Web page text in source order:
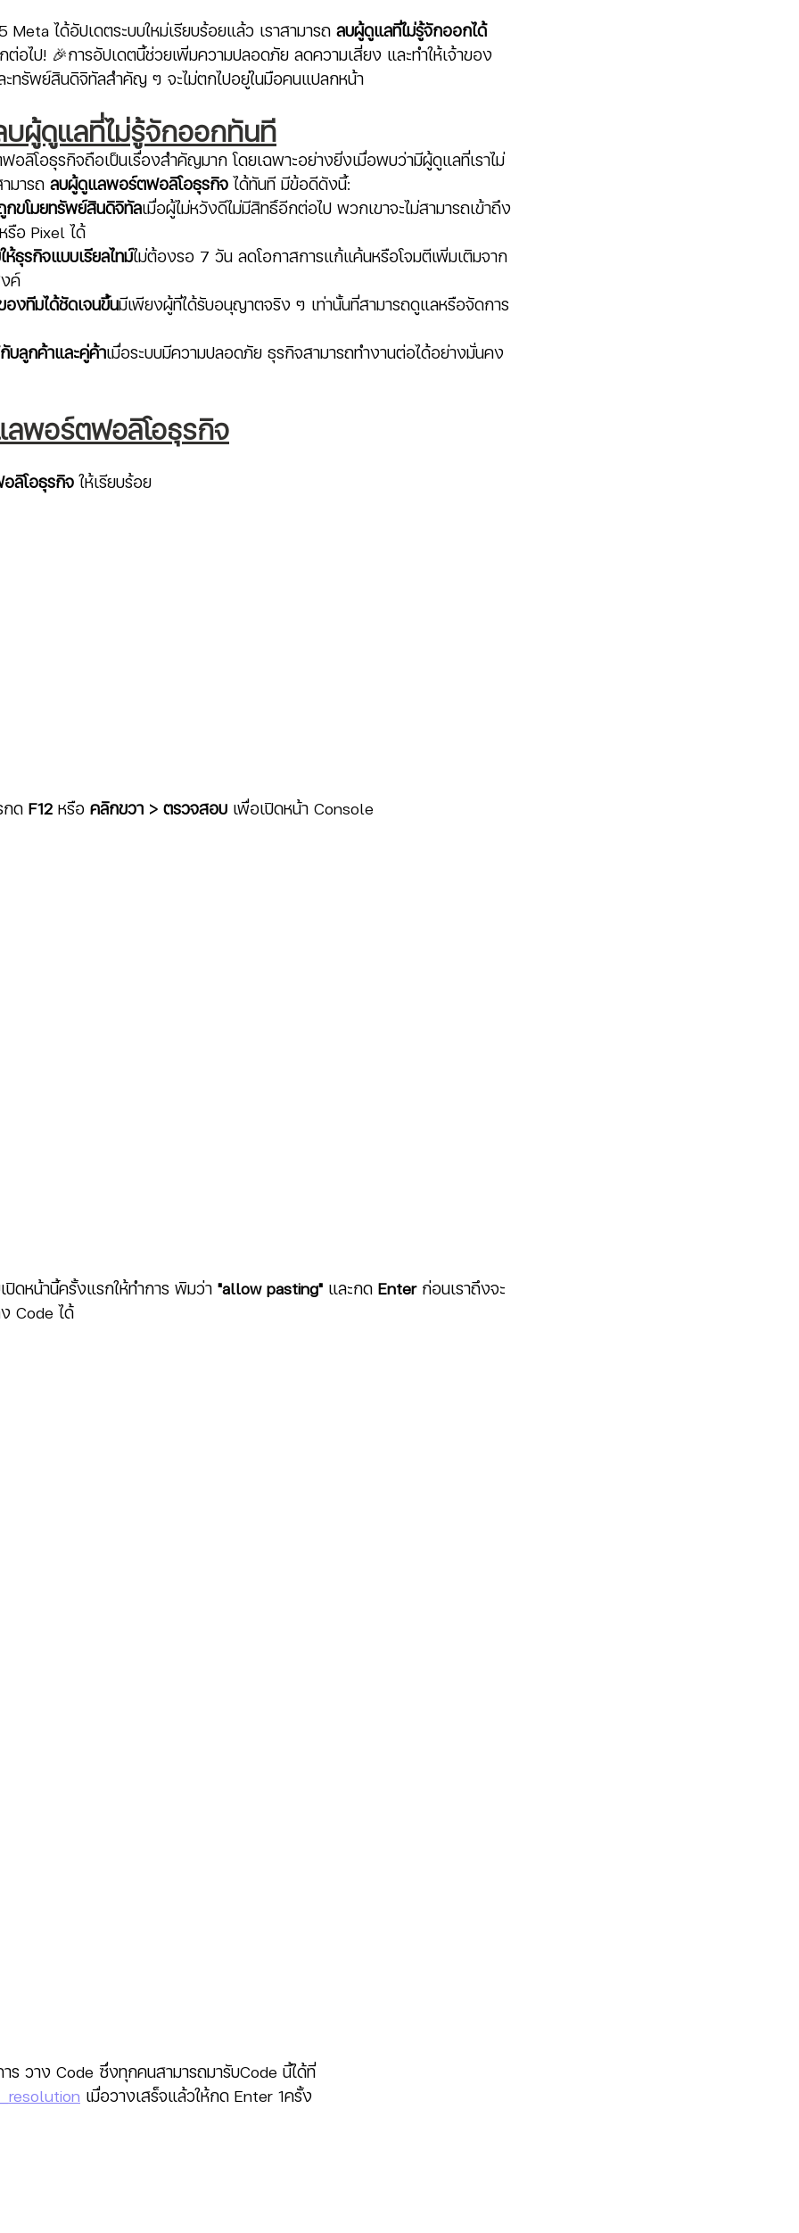
ได้อัปเดตระบบใหม่เรียบร้อยแล้ว เราสามารถ ลบผู้ดูแลที่ไม่รู้จักออกได้
ต่อไป! 🎉การอัปเดตนี้ช่วยเพิ่มความปลอดภัย ลดความเสี่ยง และทำให้เจ้าของ
ะทรัพย์สินดิจิทัลสำคัญ ๆ จะไม่ตกไปอยู่ในมือคนแปลกหน้า
ผู้ดูแลที่ไม่รู้จักออกทันที
อลิโอธุรกิจถือเป็นเรื่องสำคัญมาก โดยเฉพาะอย่างยิ่งเมื่อพบว่ามีผู้ดูแลที่เราไม่
มารถ ลบผู้ดูแลพอร์ตฟอลิโอธุรกิจ ได้ทันที มีข้อดีดังนี้:
กขโมยทรัพย์สินดิจิทัลเมื่อผู้ไม่หวังดีไม่มีสิทธิ์อีกต่อไป พวกเขาจะไม่สามารถเข้าถึง
อ Pixel ได้
ธุรกิจแบบเรียลไทม์ไม่ต้องรอ 7 วัน ลดโอกาสการแก้แค้นหรือโจมตีเพิ่มเติมจาก
ค์
งทีมได้ชัดเจนขึ้นมีเพียงผู้ที่ได้รับอนุญาตจริง ๆ เท่านั้นที่สามารถดูแลหรือจัดการ
บลูกค้าและคู่ค้าเมื่อระบบมีความปลอดภัย ธุรกิจสามารถทำงานต่อได้อย่างมั่นคง
พอร์ตฟอลิโอธุรกิจ
ลิโอธุรกิจ ให้เรียบร้อย
กด F12 หรือ คลิกขวา > ตรวจสอบ เพื่อเปิดหน้า Console
ดหน้านี้ครั้งแรกให้ทำการ พิมว่า "allow pasting" และกด Enter ก่อนเราถึงจะ
Code ได้
าร วาง Code ซึ่งทุกคนสามารถมารับCode นี้ได้ที่
เมื่อวางเสร็จแล้วให้กด Enter 1ครั้ง